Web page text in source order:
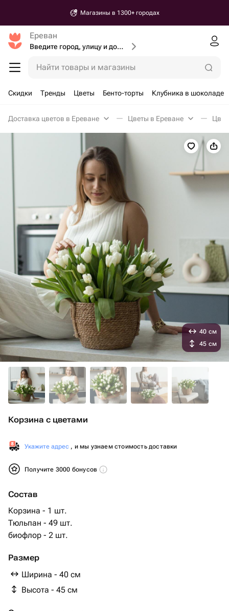
Магазины в 1300+ городах
Ереван
Введите город, улицу и дом доставки
Найти товары и магазины
Скидки Тренды Цветы Бенто-торты Клубника в шоколаде
Доставка цветов в Ереване Цветы в Ереване
Корзина с цветами ️
Укажите адрес , и мы узнаем стоимость доставки
Получите 3000 бонусов
Состав
Корзина - 1 шт.
Тюльпан - 49 шт.
биофлор - 2 шт.
Размер
Ширина - 40 см
Высота - 45 см
40 см
45 см